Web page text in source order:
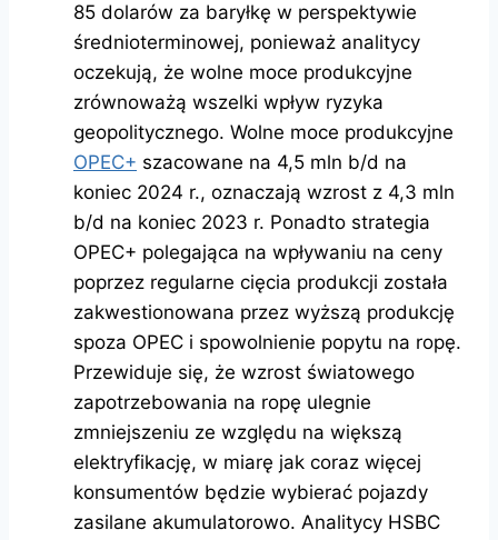
85 dolarów za baryłkę w perspektywie
średnioterminowej, ponieważ analitycy
oczekują, że wolne moce produkcyjne
zrównoważą wszelki wpływ ryzyka
geopolitycznego. Wolne moce produkcyjne
OPEC+ szacowane na 4,5 mln b/d na
koniec 2024 r., oznaczają wzrost z 4,3 mln
b/d na koniec 2023 r. Ponadto strategia
OPEC+ polegająca na wpływaniu na ceny
poprzez regularne cięcia produkcji została
zakwestionowana przez wyższą produkcję
spoza OPEC i spowolnienie popytu na ropę.
Przewiduje się, że wzrost światowego
zapotrzebowania na ropę ulegnie
zmniejszeniu ze względu na większą
elektryfikację, w miarę jak coraz więcej
konsumentów będzie wybierać pojazdy
zasilane akumulatorowo. Analitycy HSBC